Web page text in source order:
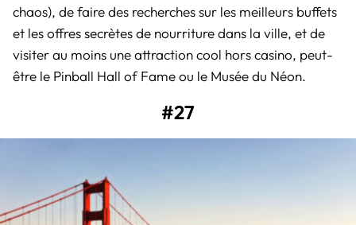
chaos), de faire des recherches sur les meilleurs buffets
et les offres secrètes de nourriture dans la ville, et de
visiter au moins une attraction cool hors casino, peut-
être le Pinball Hall of Fame ou le Musée du Néon.
#27